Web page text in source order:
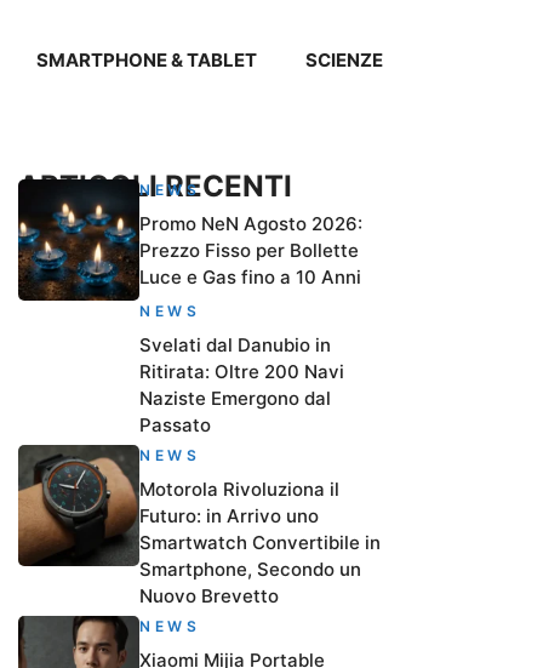
SMARTPHONE & TABLET SCIENZE
ARTICOLI RECENTI
NEWS
Promo NeN Agosto 2026:
Prezzo Fisso per Bollette
Luce e Gas fino a 10 Anni
NEWS
Svelati dal Danubio in
Ritirata: Oltre 200 Navi
Naziste Emergono dal
Passato
NEWS
Motorola Rivoluziona il
Futuro: in Arrivo uno
Smartwatch Convertibile in
Smartphone, Secondo un
Nuovo Brevetto
NEWS
Xiaomi Mijia Portable